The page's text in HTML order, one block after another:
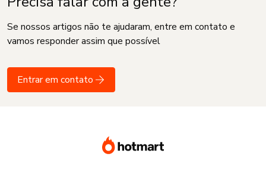
Se nossos artigos não te ajudaram, entre em contato e
vamos responder assim que possível
Entrar em contato